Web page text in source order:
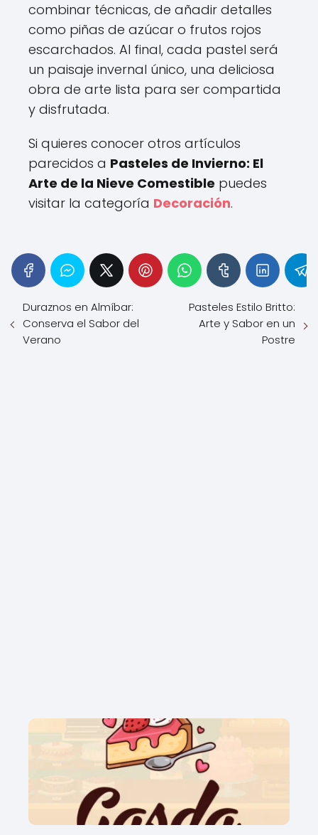
combinar técnicas, de añadir detalles
como piñas de azúcar o frutos rojos
escarchados. Al final, cada pastel será
un paisaje invernal único, una deliciosa
obra de arte lista para ser compartida
y disfrutada.
Si quieres conocer otros artículos
parecidos a Pasteles de Invierno: El
Arte de la Nieve Comestible puedes
visitar la categoría Decoración.
Duraznos en Almíbar:
Conserva el Sabor del
Verano
Pasteles Estilo Britto:
Arte y Sabor en un
Postre